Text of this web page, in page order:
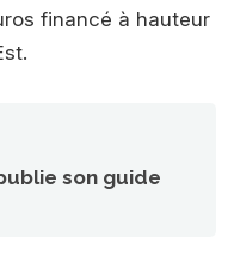
financé à hauteur
son guide